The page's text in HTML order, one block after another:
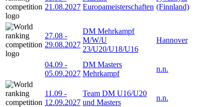
21.08.2027 Europameisterschaften (Finnland)
27.08 -
29.08.2027
DM Mehrkampf
M/W/U
23/U20/U18/U16
Hannover
04.09 -
05.09.2027
DM Masters
Mehrkampf
n.n.
11.09 -
12.09.2027
Team DM U16/U20
und Masters
n.n.